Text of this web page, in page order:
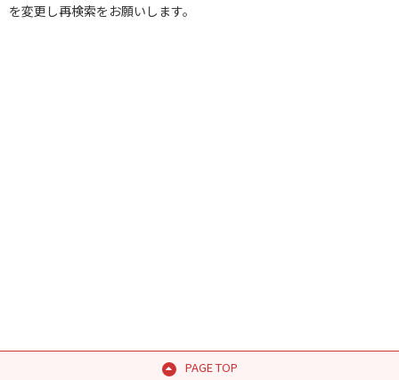
を変更し再検索をお願いします。
PAGE TOP